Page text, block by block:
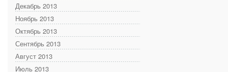
Декабрь 2013
Ноябрь 2013
Октябрь 2013
Сентябрь 2013
Август 2013
Июль 2013